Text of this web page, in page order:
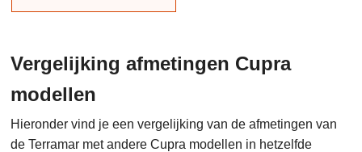
Vergelijking afmetingen Cupra
modellen
Hieronder vind je een vergelijking van de afmetingen van
de Terramar met andere Cupra modellen in hetzelfde